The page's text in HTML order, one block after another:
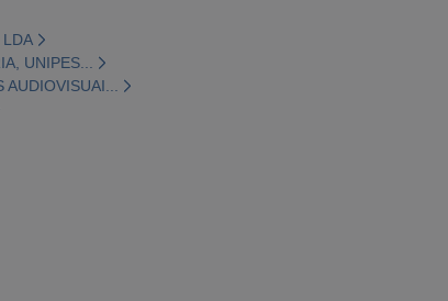
LDA
UNIPES...